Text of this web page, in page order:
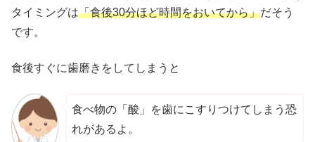
タイミングは「食後30分ほど時間をおいてから」だそう
です。
食後すぐに歯磨きをしてしまうと
食べ物の「酸」を歯にこすりつけてしまう恐
れがあるよ。